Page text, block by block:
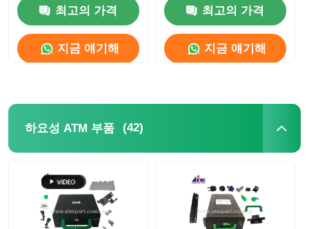
Glory NMD ATM 부품
OKI ATM 부품
빌 수락자
지폐 분류기
지폐계수기
최고의 가격
지금 얘기해
최고의 가격
지금 얘기해
하요성 ATM 부품 (42)